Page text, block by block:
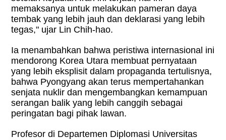
memaksanya untuk melakukan pameran daya
tembak yang lebih jauh dan deklarasi yang lebih
tegas," ujar Lin Chih-hao.
Ia menambahkan bahwa peristiwa internasional ini
mendorong Korea Utara membuat pernyataan
yang lebih eksplisit dalam propaganda tertulisnya,
bahwa Pyongyang akan terus mempertahankan
senjata nuklir dan mengembangkan kemampuan
serangan balik yang lebih canggih sebagai
peringatan bagi pihak lawan.
Profesor di Departemen Diplomasi Universitas